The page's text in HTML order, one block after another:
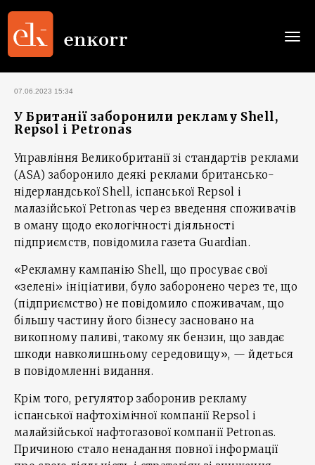
07.06.2023 15:34
У Британії заборонили рекламу Shell,
Repsol і Petronas
Управління Великобританії зі стандартів реклами
(ASA) заборонило деякі реклами британсько-
нідерландської Shell, іспанської Repsol і
малазійської Petronas через введення споживачів
в оману щодо екологічності діяльності
підприємств, повідомила газета Guardian.
«Рекламну кампанію Shell, що просуває свої
«зелені» ініціативи, було заборонено через те, що
(підприємство) не повідомило споживачам, що
більшу частину його бізнесу засновано на
викопному паливі, такому як бензин, що завдає
шкоди навколишньому середовищу», — йдеться
в повідомленні видання.
Крім того, регулятор заборонив рекламу
іспанської нафтохімічної компанії Repsol і
малайзійської нафтогазової компанії Petronas.
Причиною стало ненадання повної інформації